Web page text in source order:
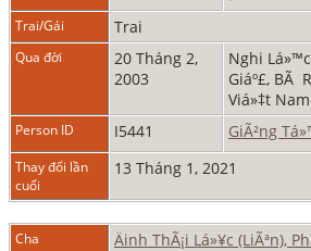
Trai/Gái Trai
Qua đời
20 Tháng 2,
2003
Nghi
Giáº£, BÃ
Viá»‡t Nam
Person ID I5441 GiÃ²ng
Thay đổi lần
cuối
13 Tháng 1, 2021
Cha Äinh ThÃ¡i Lá»¥c (LiÃªn),